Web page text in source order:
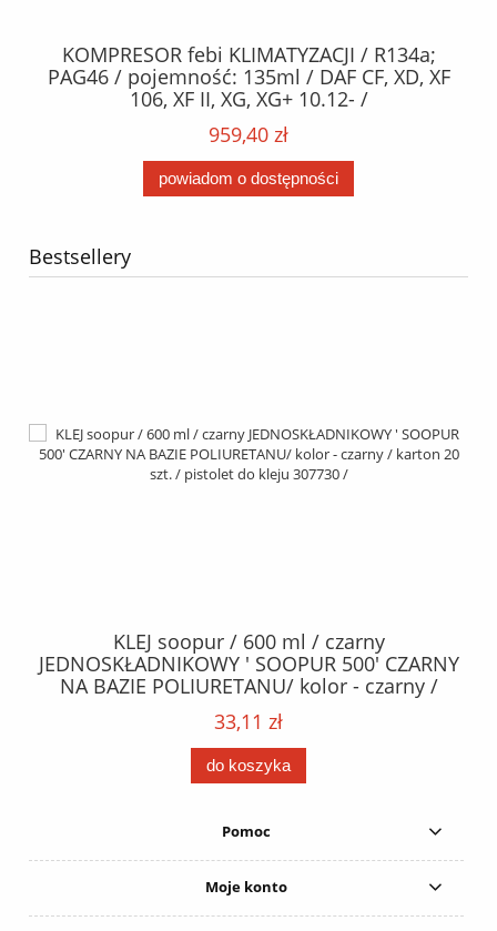
KOMPRESOR febi KLIMATYZACJI / R134a;
PAG46 / pojemność: 135ml / DAF CF, XD, XF
106, XF II, XG, XG+ 10.12- /
959,40 zł
powiadom o dostępności
Bestsellery
KLEJ soopur / 600 ml / czarny
JEDNOSKŁADNIKOWY ' SOOPUR 500' CZARNY
NA BAZIE POLIURETANU/ kolor - czarny /
karton 20 szt. / pistolet do kleju 307730 /
33,11 zł
do koszyka
Pomoc
Moje konto